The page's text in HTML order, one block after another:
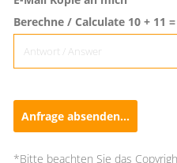
Berechne / Calculate 10 + 11 =
Anfrage absenden...
*Bitte beachten Sie das